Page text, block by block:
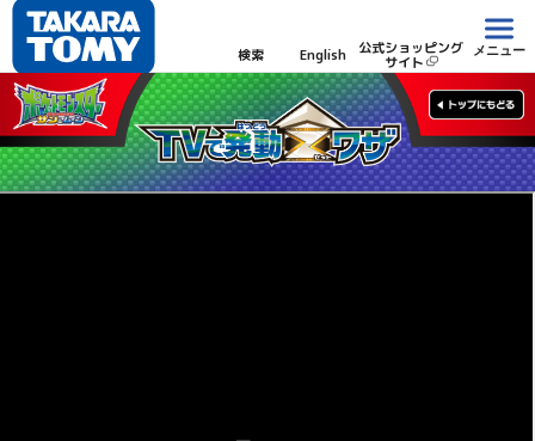
検索 English 公式ショッピング
サイト
メニュー